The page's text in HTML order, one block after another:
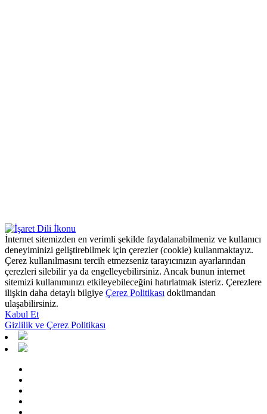
İnternet sitemizden en verimli şekilde faydalanabilmeniz ve kullanıcı
deneyiminizi geliştirebilmek için çerezler (cookie) kullanmaktayız.
Çerez kullanılmasını tercih etmezseniz tarayıcınızın ayarlarından
çerezleri silebilir ya da engelleyebilirsiniz. Ancak bunun internet
sitemizi kullanımınızı etkileyebileceğini hatırlatmak isteriz. Çerezlere
ilişkin daha detaylı bilgiye Çerez Politikası dokümandan
ulaşabilirsiniz.
Kabul Et
Gizlilik ve Çerez Politikası